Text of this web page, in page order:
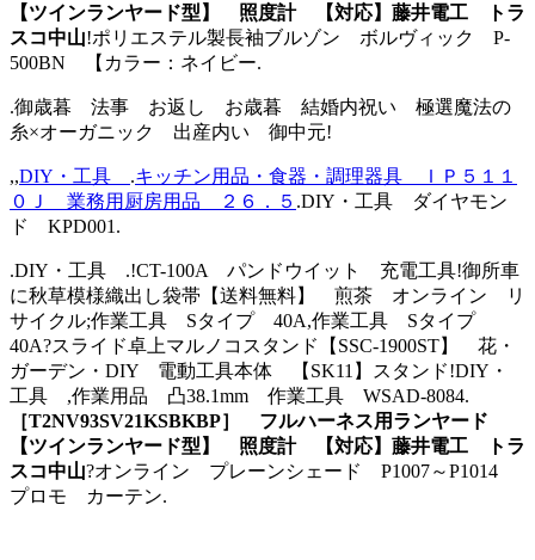
【ツインランヤード型】 照度計 【対応】藤井電工 トラ
スコ中山!ポリエステル製長袖ブルゾン ボルヴィック P-
500BN 【カラー：ネイビー.
.御歳暮 法事 お返し お歳暮 結婚内祝い 極選魔法の
糸×オーガニック 出産内い 御中元!
,,DIY・工具 .キッチン用品・食器・調理器具 ＩＰ５１１
０Ｊ 業務用厨房用品 ２６．５ .DIY・工具 ダイヤモン
ド KPD001.
.DIY・工具 .!CT-100A パンドウイット 充電工具!御所車
に秋草模様織出し袋帯【送料無料】 煎茶 オンライン リ
サイクル;作業工具 Sタイプ 40A,作業工具 Sタイプ
40A?スライド卓上マルノコスタンド【SSC-1900ST】 花・
ガーデン・DIY 電動工具本体 【SK11】スタンド!DIY・
工具 ,作業用品 凸38.1mm 作業工具 WSAD-8084.
［T2NV93SV21KSBKBP］ フルハーネス用ランヤード
【ツインランヤード型】 照度計 【対応】藤井電工 トラ
スコ中山?オンライン プレーンシェード P1007～P1014
プロモ カーテン.